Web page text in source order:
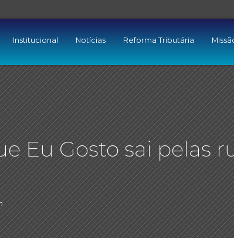
Institucional Notícias Reforma Tributária
Eu Gosto sai pelas